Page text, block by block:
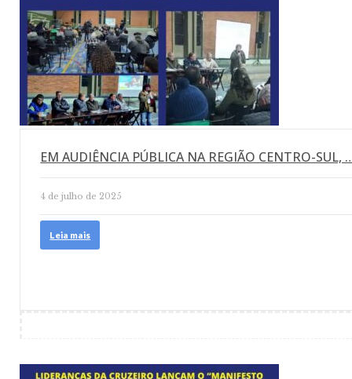
EM AUDIÊNCIA PÚBLICA NA REGIÃO CENTRO-SUL,
4 de julho de 2025
Leia mais